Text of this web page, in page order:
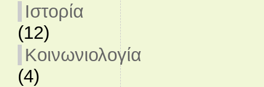
Ιστορία
(12)
Κοινωνιολογία
(4)